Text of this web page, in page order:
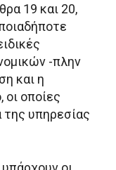
19 και 20,
-πλην
και η
οποίες
υπηρεσίας